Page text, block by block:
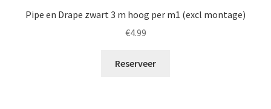
Pipe en Drape zwart 3 m hoog per m1 (excl montage)
€4.99
Reserveer